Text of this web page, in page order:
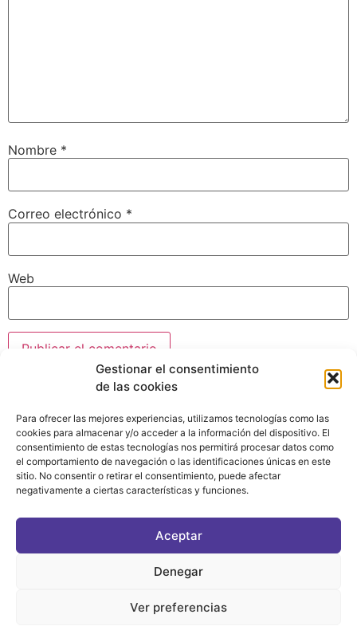
Gestionar el consentimiento
de las cookies
Para ofrecer las mejores experiencias, utilizamos tecnologías como las
cookies para almacenar y/o acceder a la información del dispositivo. El
consentimiento de estas tecnologías nos permitirá procesar datos como
el comportamiento de navegación o las identificaciones únicas en este
sitio. No consentir o retirar el consentimiento, puede afectar
negativamente a ciertas características y funciones.
Aceptar
Denegar
Ver preferencias
Nombre *
Correo electrónico *
Web
ASOCIATE AL FÓRUM
C/ BRAVO MURILLO, 4 DESPACHO 5. 28015 MADRID